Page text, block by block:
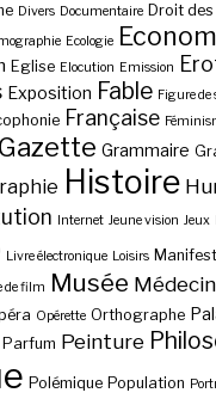
Divers Documentaire Droit
Ecologie
Eglise Elocution Emission
Exposition Fable Figure de
Française
Gazette Grammaire
Histoire
Internet Jeune vision Jeux
Livre électronique Loisirs
de film Musée
Opérette Orthographe
Parfum Peinture
Polémique Population